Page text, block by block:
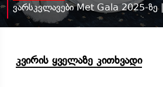
ვარსკვლავები Met Gala 2025-
კვირის ყველაზე კითხვადი